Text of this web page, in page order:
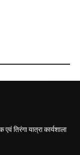
तिरंगा यात्रा कार्यशाला